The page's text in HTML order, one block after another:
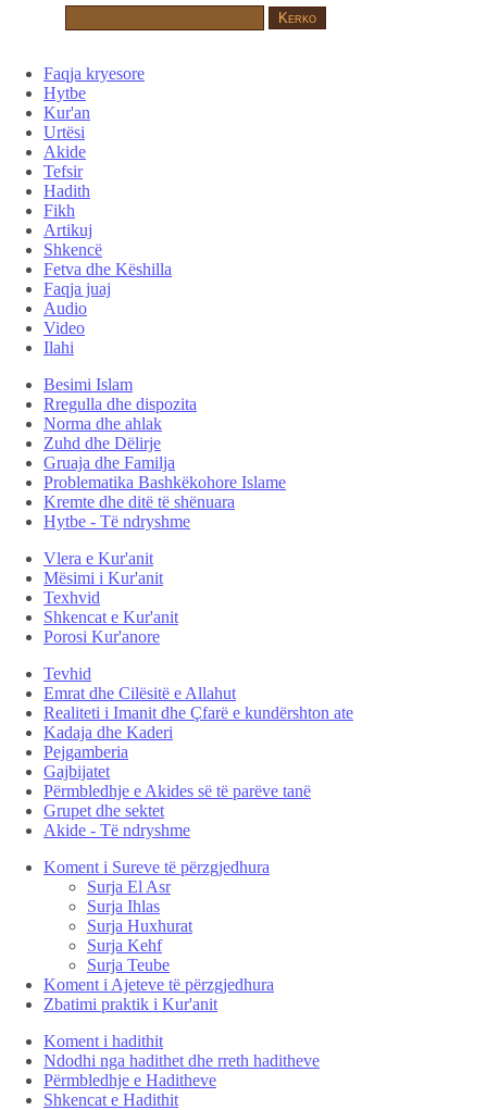
Faqja kryesore
Hytbe
Kur'an
Urtësi
Akide
Tefsir
Hadith
Fikh
Artikuj
Shkencë
Fetva dhe Këshilla
Faqja juaj
Audio
Video
Ilahi
Besimi Islam
Rregulla dhe dispozita
Norma dhe ahlak
Zuhd dhe Dëlirje
Gruaja dhe Familja
Problematika Bashkëkohore Islame
Kremte dhe ditë të shënuara
Hytbe - Të ndryshme
Vlera e Kur'anit
Mësimi i Kur'anit
Texhvid
Shkencat e Kur'anit
Porosi Kur'anore
Tevhid
Emrat dhe Cilësitë e Allahut
Realiteti i Imanit dhe Çfarë e kundërshton ate
Kadaja dhe Kaderi
Pejgamberia
Gajbijatet
Përmbledhje e Akides së të parëve tanë
Grupet dhe sektet
Akide - Të ndryshme
Koment i Sureve të përzgjedhura
Surja El Asr
Surja Ihlas
Surja Huxhurat
Surja Kehf
Surja Teube
Koment i Ajeteve të përzgjedhura
Zbatimi praktik i Kur'anit
Koment i hadithit
Ndodhi nga hadithet dhe rreth haditheve
Përmbledhje e Haditheve
Shkencat e Hadithit